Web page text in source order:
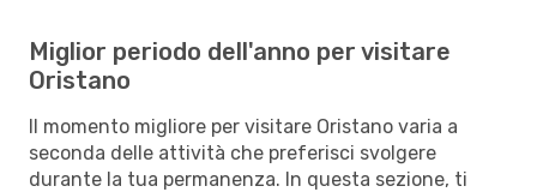
Miglior periodo dell'anno per visitare
Oristano
Il momento migliore per visitare Oristano varia a
seconda delle attività che preferisci svolgere
durante la tua permanenza. In questa sezione, ti